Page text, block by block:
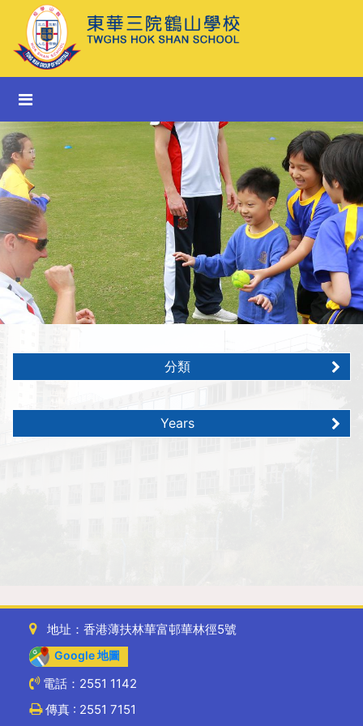
分類
Years
地址：香港薄扶林華富邨華林徑5號
Google 地圖
電話：2551 1142
傳真 : 2551 7151